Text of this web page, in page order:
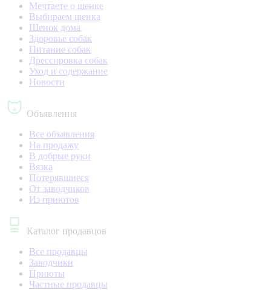
Мечтаете о щенке
Выбираем щенка
Щенок дома
Здоровье собак
Питание собак
Дрессировка собак
Уход и содержание
Новости
Объявления
Все объявления
На продажу
В добрые руки
Вязка
Потерявшиеся
От заводчиков
Из приютов
Каталог продавцов
Все продавцы
Заводчики
Приюты
Частные продавцы